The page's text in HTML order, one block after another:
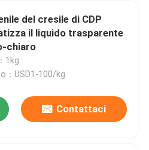
farmaceutici
del cresile di CDP
il liquido trasparente
chiaro
1kg
：USD1-100/kg
Contattaci